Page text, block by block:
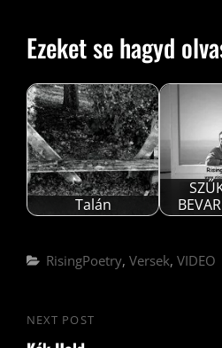
Ezeket se hagyd
Talán
Categories
RisingPoetry, Versek, VIDEO
Bejegyzés
Next
NEXT POST